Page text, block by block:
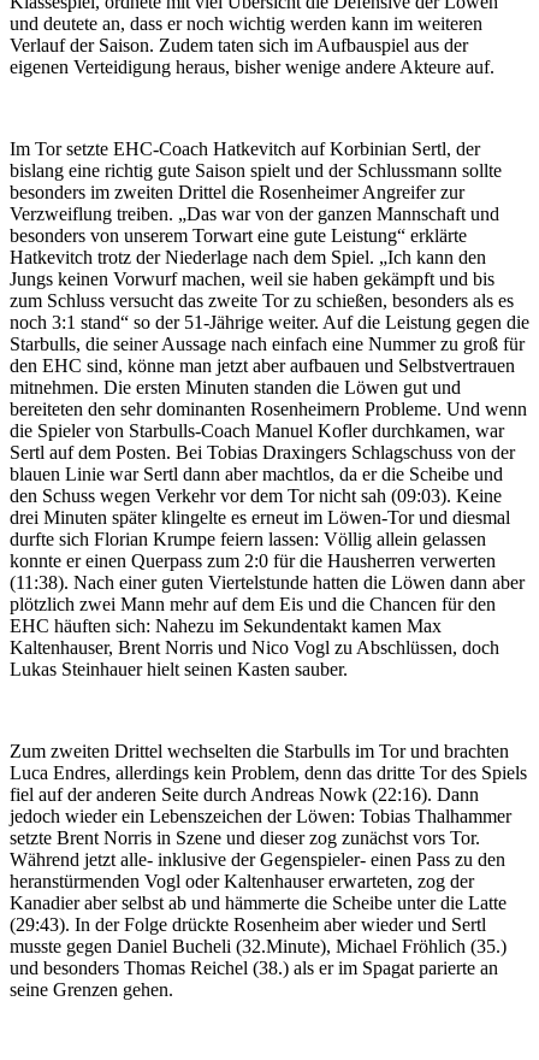
und deutete an, dass er noch wichtig werden kann im weiteren
Verlauf der Saison. Zudem taten sich im Aufbauspiel aus der
eigenen Verteidigung heraus, bisher wenige andere Akteure auf.
Im Tor setzte EHC-Coach Hatkevitch auf Korbinian Sertl, der
bislang eine richtig gute Saison spielt und der Schlussmann sollte
besonders im zweiten Drittel die Rosenheimer Angreifer zur
Verzweiflung treiben. „Das war von der ganzen Mannschaft und
besonders von unserem Torwart eine gute Leistung“ erklärte
Hatkevitch trotz der Niederlage nach dem Spiel. „Ich kann den
Jungs keinen Vorwurf machen, weil sie haben gekämpft und bis
zum Schluss versucht das zweite Tor zu schießen, besonders als es
noch 3:1 stand“ so der 51-Jährige weiter. Auf die Leistung gegen die
Starbulls, die seiner Aussage nach einfach eine Nummer zu groß für
den EHC sind, könne man jetzt aber aufbauen und Selbstvertrauen
mitnehmen. Die ersten Minuten standen die Löwen gut und
bereiteten den sehr dominanten Rosenheimern Probleme. Und wenn
die Spieler von Starbulls-Coach Manuel Kofler durchkamen, war
Sertl auf dem Posten. Bei Tobias Draxingers Schlagschuss von der
blauen Linie war Sertl dann aber machtlos, da er die Scheibe und
den Schuss wegen Verkehr vor dem Tor nicht sah (09:03). Keine
drei Minuten später klingelte es erneut im Löwen-Tor und diesmal
durfte sich Florian Krumpe feiern lassen: Völlig allein gelassen
konnte er einen Querpass zum 2:0 für die Hausherren verwerten
(11:38). Nach einer guten Viertelstunde hatten die Löwen dann aber
plötzlich zwei Mann mehr auf dem Eis und die Chancen für den
EHC häuften sich: Nahezu im Sekundentakt kamen Max
Kaltenhauser, Brent Norris und Nico Vogl zu Abschlüssen, doch
Lukas Steinhauer hielt seinen Kasten sauber.
Zum zweiten Drittel wechselten die Starbulls im Tor und brachten
Luca Endres, allerdings kein Problem, denn das dritte Tor des Spiels
fiel auf der anderen Seite durch Andreas Nowk (22:16). Dann
jedoch wieder ein Lebenszeichen der Löwen: Tobias Thalhammer
setzte Brent Norris in Szene und dieser zog zunächst vors Tor.
Während jetzt alle- inklusive der Gegenspieler- einen Pass zu den
heranstürmenden Vogl oder Kaltenhauser erwarteten, zog der
Kanadier aber selbst ab und hämmerte die Scheibe unter die Latte
(29:43). In der Folge drückte Rosenheim aber wieder und Sertl
musste gegen Daniel Bucheli (32.Minute), Michael Fröhlich (35.)
und besonders Thomas Reichel (38.) als er im Spagat parierte an
seine Grenzen gehen.